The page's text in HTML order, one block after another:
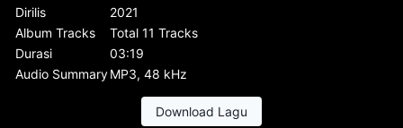
Dirilis
2021
Album Tracks
Total 11 Tracks
Durasi
03:19
Audio SummaryMP3, 48 kHz
Download Lagu